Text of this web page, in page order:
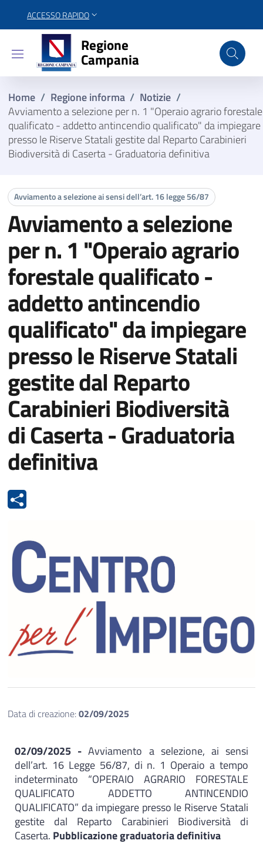
ACCESSO RAPIDO
Regione Campania
Regione
Campania
Home / Regione informa / Notizie /
Avviamento a selezione per n. 1 "Operaio agrario forestale
qualificato - addetto antincendio qualificato" da impiegare
presso le Riserve Statali gestite dal Reparto Carabinieri
Biodiversità di Caserta - Graduatoria definitiva
Avviamento a selezione ai sensi dell’art. 16 legge 56/87
Avviamento a selezione
per n. 1 "Operaio agrario
forestale qualificato -
addetto antincendio
qualificato" da impiegare
presso le Riserve Statali
gestite dal Reparto
Carabinieri Biodiversità
di Caserta - Graduatoria
definitiva
Data di creazione:02/09/2025
02/09/2025 -Avviamento a selezione, ai sensi
dell’art. 16 Legge 56/87, di n. 1 Operaio a tempo
indeterminato “OPERAIO AGRARIO FORESTALE
QUALIFICATO ADDETTO ANTINCENDIO
QUALIFICATO” da impiegare presso le Riserve Statali
gestite dal Reparto Carabinieri Biodiversità di
Caserta. Pubblicazione graduatoria definitiva